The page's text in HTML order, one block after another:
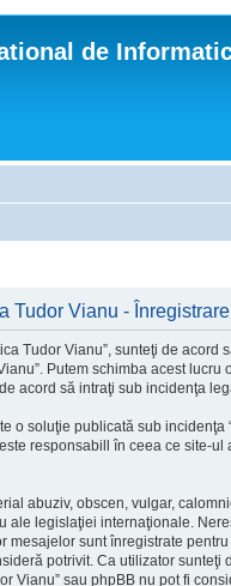
de
Tudor Vianu - Înregistrare
Tudor Vianu”, sunteţi de
Putem schimba acest
acord să intraţi sub incidenţa
o soluţie publicată sub incidenţa
responsabill în ceea ce site-
abuziv, obscen, vulgar,
ale legislaţiei internaţionale.
mesajelor sunt înregistrate
potrivit. Ca utilizator
Vianu” sau phpBB nu pot fi